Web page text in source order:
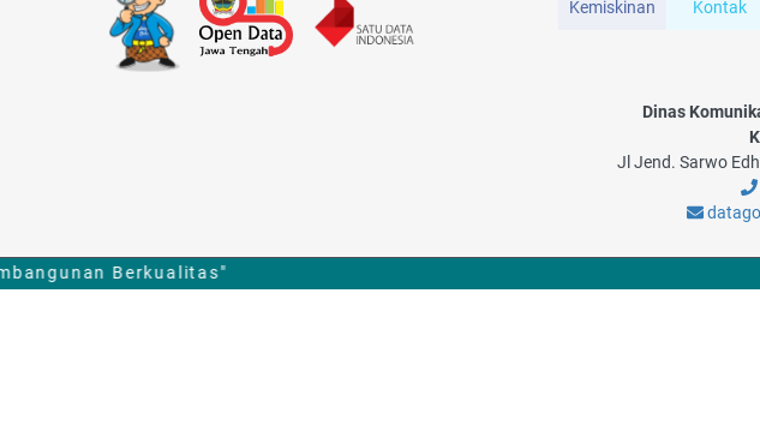
Kemiskinan Kontak
Dinas
Jl Jend. Sarwo
Berkualitas"